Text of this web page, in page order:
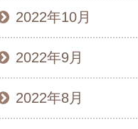
2022年10月
2022年9月
2022年8月